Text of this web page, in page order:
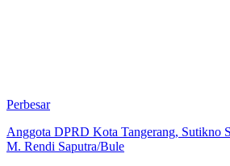
Perbesar
Anggota DPRD Kota Tangerang, Sutikno
M. Rendi Saputra/Bule